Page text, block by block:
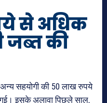
से अधिक
जब्त की
सहयोगी की 50 लाख रुपये
इसके अलावा पिछले साल,